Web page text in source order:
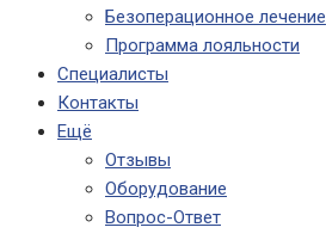
Безоперационное лечение
Программа лояльности
Специалисты
Контакты
Ещё
Отзывы
Оборудование
Вопрос-Ответ